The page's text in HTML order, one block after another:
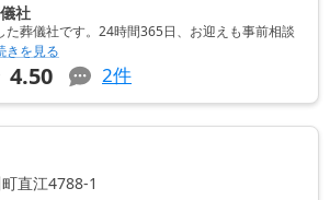
社
た葬儀社です。24時間365日、お迎えも事前相談
きを見る
4.50 2件
直江4788-1